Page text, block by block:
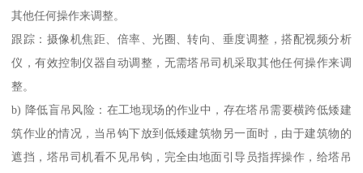
其他任何操作来调整。
跟踪：摄像机焦距、倍率、光圈、转向、垂度调整，搭配视频分析
仪，有效控制仪器自动调整，无需塔吊司机采取其他任何操作来调
整。
b) 降低盲吊风险：在工地现场的作业中，存在塔吊需要横跨低矮建
筑作业的情况，当吊钩下放到低矮建筑物另一面时，由于建筑物的
遮挡，塔吊司机看不见吊钩，完全由地面引导员指挥操作，给塔吊